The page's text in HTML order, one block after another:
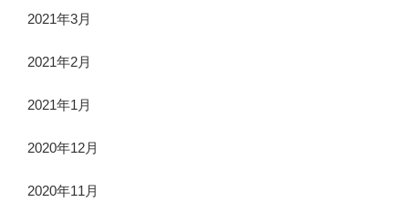
2021年3月
2021年2月
2021年1月
2020年12月
2020年11月